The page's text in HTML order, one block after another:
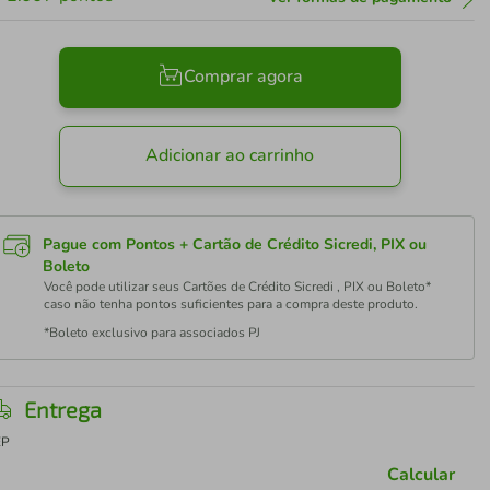
Comprar agora
Adicionar ao carrinho
Pague com Pontos + Cartão de Crédito Sicredi, PIX ou
Boleto
Você pode utilizar seus Cartões de Crédito Sicredi , PIX ou Boleto*
caso não tenha pontos suficientes para a compra deste produto.
*Boleto exclusivo para associados PJ
Entrega
Calcular